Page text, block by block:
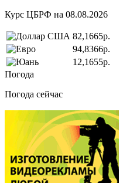
Курс ЦБРФ на 08.08.2026
82,1665р.
94,8366р.
12,1655р.
Погода
Погода сейчас